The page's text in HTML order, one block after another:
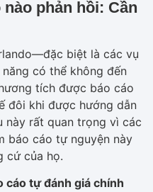
phản hồi: Cần
biệt là các vụ
có thể không đến
tích được báo cáo
đôi khi được hướng dẫn
này rất quan trọng vì các
báo cáo tự nguyện này
cứ của họ.
cáo tự đánh giá chính